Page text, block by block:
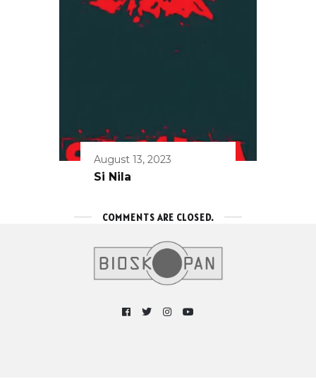
August 13, 2023
Si Nila
COMMENTS ARE CLOSED.